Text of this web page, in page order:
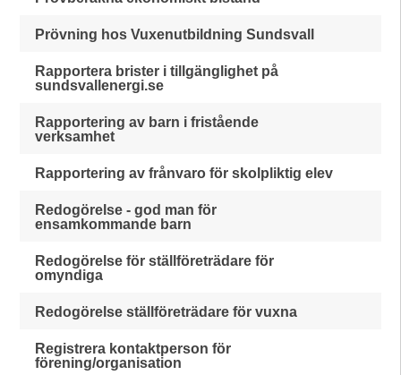
Prövning hos Vuxenutbildning Sundsvall
Rapportera brister i tillgänglighet på
sundsvallenergi.se
Rapportering av barn i fristående
verksamhet
Rapportering av frånvaro för skolpliktig elev
Redogörelse - god man för
ensamkommande barn
Redogörelse för ställföreträdare för
omyndiga
Redogörelse ställföreträdare för vuxna
Registrera kontaktperson för
förening/organisation